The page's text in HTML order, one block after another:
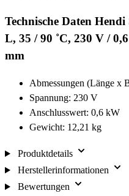
Technische Daten
L, 35 / 90 ˚C, 230 V /
mm
Abmessungen (Länge x
Spannung: 230 V
Anschlusswert: 0,6 kW
Gewicht: 12,21 kg
Produktdetails
Herstellerinformationen
Bewertungen